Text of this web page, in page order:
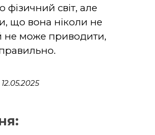
фізичний світ, але
що вона ніколи не
не може приводити,